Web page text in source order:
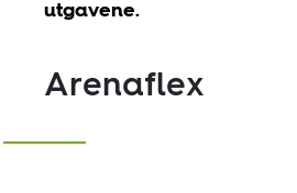
utgavene.
Arenaflex